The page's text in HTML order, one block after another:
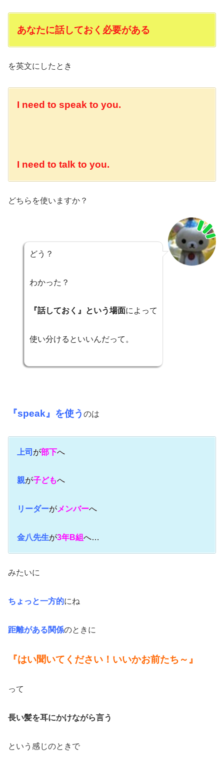
あなたに話しておく必要がある
を英文にしたとき
I need to speak to you.
I need to talk to you.
どちらを使いますか？
どう？
わかった？
『話しておく』という場面によって
使い分けるといいんだって。
『speak』を使う のは
上司 が部下へ
親が子どもへ
リーダーがメンバーへ
金八先生が3年B組へ…
みたいに
ちょっと一方的にね
距離がある関係のときに
『はい聞いてください！いいかお前たち～』
って
長い髪を耳にかけながら言う
という感じのときで